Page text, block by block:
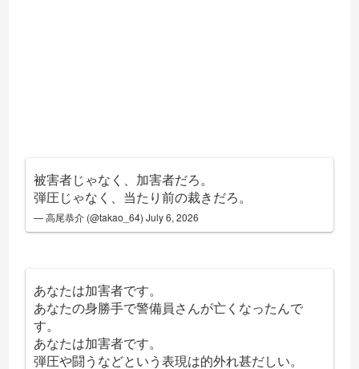
被害者じゃなく、加害者だろ。
弾圧じゃなく、当たり前の裁きだろ。
— 高尾恭介 (@takao_64)July 6, 2026
あなたは加害者です。
あなたの身勝手で警備員さんが亡くなったんで
す。
あなたは加害者です。
弾圧や闘うなどという表現は的外れ甚だしい。